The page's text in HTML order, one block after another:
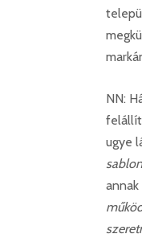
NN:
ugye